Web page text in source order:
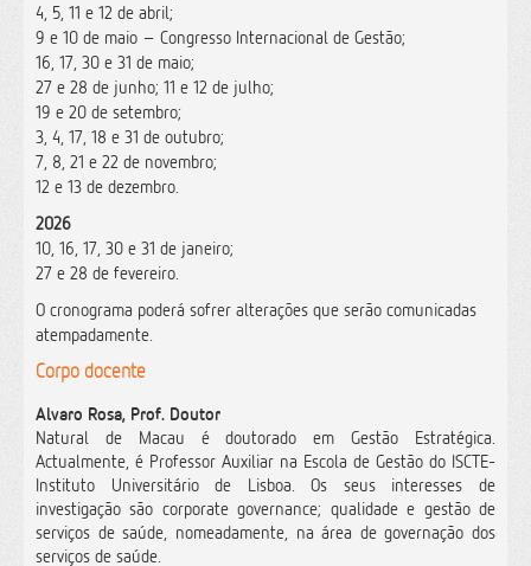
4, 5, 11 e 12 de abril;
9 e 10 de maio – Congresso Internacional de Gestão;
16, 17, 30 e 31 de maio;
27 e 28 de junho; 11 e 12 de julho;
19 e 20 de setembro;
3, 4, 17, 18 e 31 de outubro;
7, 8, 21 e 22 de novembro;
12 e 13 de dezembro.
2026
10, 16, 17, 30 e 31 de janeiro;
27 e 28 de fevereiro.
O cronograma poderá sofrer alterações que serão comunicadas
atempadamente.
Corpo docente
Alvaro Rosa, Prof. Doutor
Natural de Macau é doutorado em Gestão Estratégica.
Actualmente, é Professor Auxiliar na Escola de Gestão do ISCTE-
Instituto Universitário de Lisboa. Os seus interesses de
investigação são corporate governance; qualidade e gestão de
serviços de saúde, nomeadamente, na área de governação dos
serviços de saúde.